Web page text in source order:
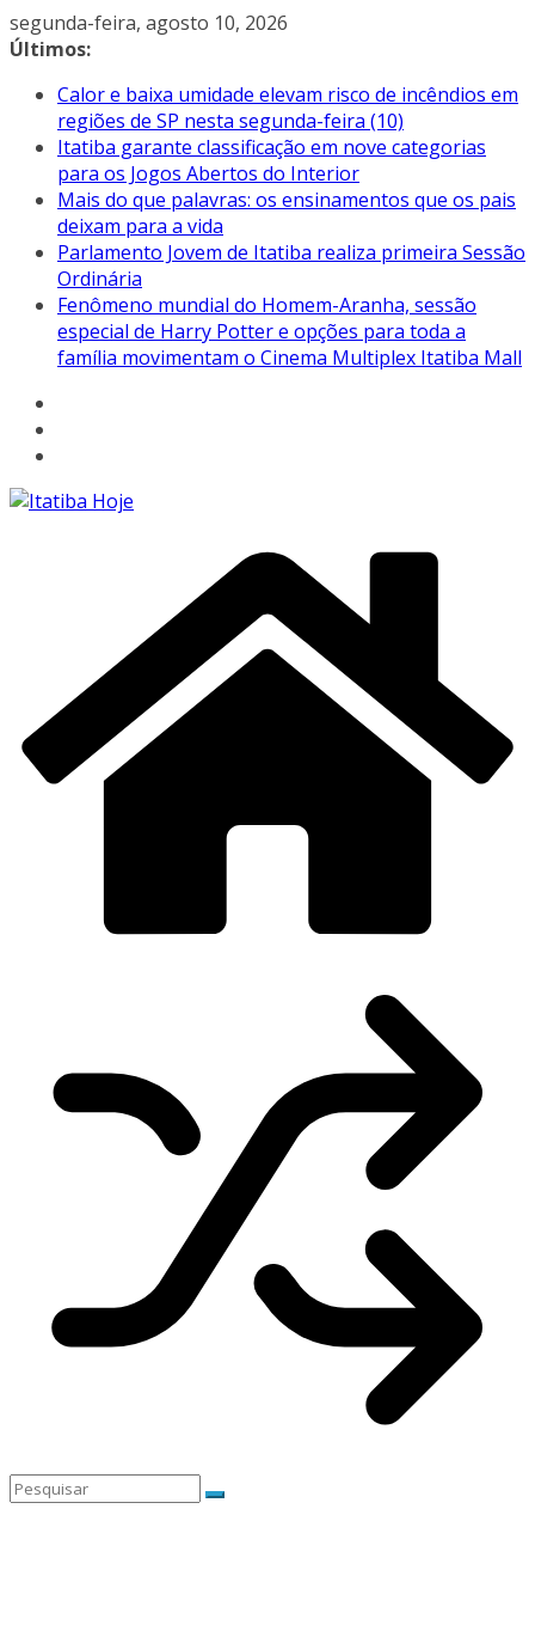
Pular
para
conteúdo
segunda-feira, agosto 10, 2026
Últimos:
Calor e baixa umidade elevam risco de incêndios em
regiões de SP nesta segunda-feira (10)
Itatiba garante classificação em nove categorias
para os Jogos Abertos do Interior
Mais do que palavras: os ensinamentos que os pais
deixam para a vida
Parlamento Jovem de Itatiba realiza primeira Sessão
Ordinária
Fenômeno mundial do Homem-Aranha, sessão
especial de Harry Potter e opções para toda a
família movimentam o Cinema Multiplex Itatiba Mall